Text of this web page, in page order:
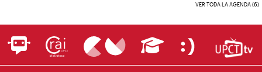
VER TODA LA AGENDA (6)